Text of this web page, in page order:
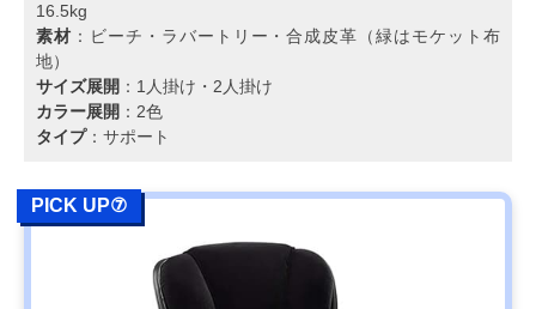
16.5kg
素材 ：ビーチ・ラバートリー・合成皮革（緑はモケット布
地）
サイズ展開 ：1人掛け・2人掛け
カラー展開 ：2色
タイプ：サポート
PICK UP⑦